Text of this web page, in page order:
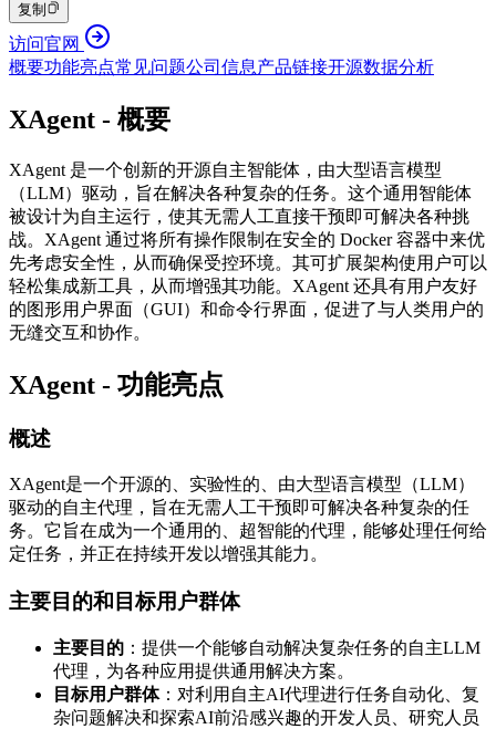
复制
访问官网
概要功能亮点常见问题公司信息产品链接开源数据分析
XAgent - 概要
XAgent 是一个创新的开源自主智能体，由大型语言模型
（LLM）驱动，旨在解决各种复杂的任务。这个通用智能体
被设计为自主运行，使其无需人工直接干预即可解决各种挑
战。XAgent 通过将所有操作限制在安全的 Docker 容器中来优
先考虑安全性，从而确保受控环境。其可扩展架构使用户可以
轻松集成新工具，从而增强其功能。XAgent 还具有用户友好
的图形用户界面（GUI）和命令行界面，促进了与人类用户的
无缝交互和协作。
XAgent - 功能亮点
概述
XAgent是一个开源的、实验性的、由大型语言模型（LLM）
驱动的自主代理，旨在无需人工干预即可解决各种复杂的任
务。它旨在成为一个通用的、超智能的代理，能够处理任何给
定任务，并正在持续开发以增强其能力。
主要目的和目标用户群体
主要目的 ：提供一个能够自动解决复杂任务的自主LLM
代理，为各种应用提供通用解决方案。
目标用户群体：对利用自主AI代理进行任务自动化、复
杂问题解决和探索AI前沿感兴趣的开发人员、研究人员